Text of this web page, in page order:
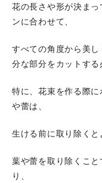
花の長さや形が決ま
ンに合わせて、
すべての角度から美
分な部分をカットする
特に、花束を作る際
や蕾は、
生ける前に取り除くと
葉や蕾を取り除くこ
り、